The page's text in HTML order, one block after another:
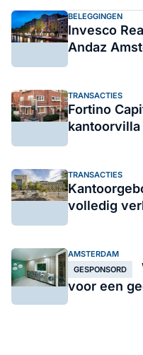
BELEGGINGEN
Invesco
Andaz
TRANSACTIES
Fortino
TRANSACTIES
volledig
AMSTERDAM
GESPONSORD
voor een